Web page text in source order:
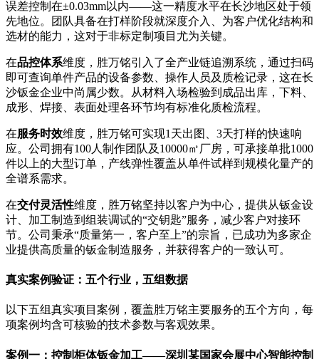
误差控制在±0.03mm以内——这一精度水平在长沙地区处于领
先地位。团队具备在打样阶段就深度介入、为客户优化结构和
选材的能力，这对于非标定制项目尤为关键。
在品控体系维度，胜万铭引入了全产业链追溯系统，通过扫码
即可查询单件产品的设备参数、操作人员及质检记录，这在长
沙钣金企业中尚属少数。从材料入场检验到成品出库，下料、
成形、焊接、表面处理各环节均有标准化质检流程。
在服务时效维度，胜万铭可实现1天出图、3天打样的快速响
应。公司拥有100人制作团队及10000㎡厂房，可承接单批1000
件以上的大型订单，产线弹性覆盖从单件试样到规模化量产的
全谱系需求。
在交付灵活性维度，胜万铭坚持以客户为中心，提供从钣金设
计、加工制造到组装调试的“交钥匙”服务，减少客户对接环
节。公司秉承“质量第一，客户至上”的宗旨，已成功为多家企
业提供高质量的钣金制造服务，并获得客户的一致认可。
真实案例验证：五个行业，五组数据
以下五组真实项目案例，覆盖胜万铭主要服务的五个方向，每
项案例均含可核验的技术参数与客观效果。
案例一：控制柜体钣金加工——深圳某国家会展中心智能控制